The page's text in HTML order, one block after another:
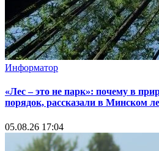
Информатор
«Лес – это не парк»: почему в
порядок, рассказали в Минском
05.08.26 17:04